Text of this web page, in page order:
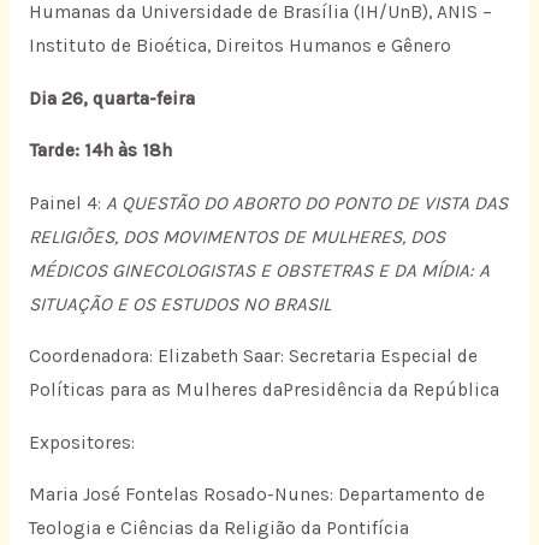
Humanas da Universidade de Brasília (IH/UnB), ANIS –
Instituto de Bioética, Direitos Humanos e Gênero
Dia 26, quarta-feira
Tarde: 14h às 18h
Painel 4: A QUESTÃO DO ABORTO DO PONTO DE VISTA DAS
RELIGIÕES, DOS MOVIMENTOS DE MULHERES, DOS
MÉDICOS GINECOLOGISTAS E OBSTETRAS E DA MÍDIA: A
SITUAÇÃO E OS ESTUDOS NO BRASIL
Coordenadora: Elizabeth Saar: Secretaria Especial de
Políticas para as Mulheres daPresidência da República
Expositores:
Maria José Fontelas Rosado-Nunes: Departamento de
Teologia e Ciências da Religião da Pontifícia